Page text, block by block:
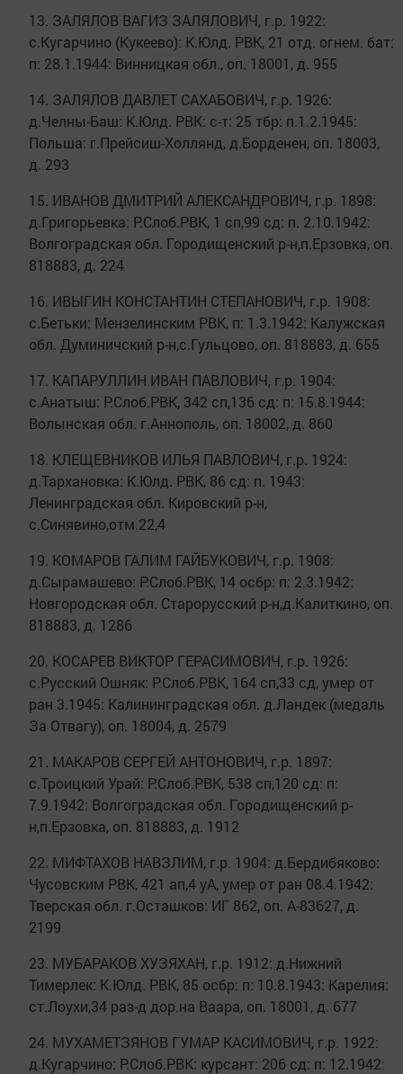
13. ЗАЛЯЛОВ ВАГИЗ ЗАЛЯЛОВИЧ, г.р. 1922:
с.Кугарчино (Кукеево): К.Юлд. РВК, 21 отд. огнем. бат:
п: 28.1.1944: Винницкая обл., оп. 18001, д. 955
14. ЗАЛЯЛОВ ДАВЛЕТ САХАБОВИЧ, г.р. 1926:
д.Челны-Баш: К.Юлд. РВК: с-т: 25 тбр: п.1.2.1945:
Польша: г.Прейсиш-Холлянд, д.Борденен, оп. 18003,
д. 293
15. ИВАНОВ ДМИТРИЙ АЛЕКСАНДРОВИЧ, г.р. 1898:
д.Григорьевка: Р.Слоб.РВК, 1 сп,99 сд: п. 2.10.1942:
Волгоградская обл. Городищенский р-н,п.Ерзовка, оп.
818883, д. 224
16. ИВЫГИН КОНСТАНТИН СТЕПАНОВИЧ, г.р. 1908:
с.Бетьки: Мензелинским РВК, п: 1.3.1942: Калужская
обл. Думиничский р-н,с.Гульцово, оп. 818883, д. 655
17. КАПАРУЛЛИН ИВАН ПАВЛОВИЧ, г.р. 1904:
с.Анатыш: Р.Слоб.РВК, 342 сп,136 сд: п: 15.8.1944:
Волынская обл. г.Аннополь, оп. 18002, д. 860
18. КЛЕЩЕВНИКОВ ИЛЬЯ ПАВЛОВИЧ, г.р. 1924:
д.Тархановка: К.Юлд. РВК, 86 сд: п. 1943:
Ленинградская обл. Кировский р-н,
с.Синявино,отм.22,4
19. КОМАРОВ ГАЛИМ ГАЙБУКОВИЧ, г.р. 1908:
д.Сырамашево: Р.Слоб.РВК, 14 осбр: п: 2.3.1942:
Новгородская обл. Старорусский р-н,д.Калиткино, оп.
818883, д. 1286
20. КОСАРЕВ ВИКТОР ГЕРАСИМОВИЧ, г.р. 1926:
с.Русский Ошняк: Р.Слоб.РВК, 164 сп,33 сд, умер от
ран 3.1945: Калининградская обл. д.Ландек (медаль
За Отвагу), оп. 18004, д. 2579
21. МАКАРОВ СЕРГЕЙ АНТОНОВИЧ, г.р. 1897:
с.Троицкий Урай: Р.Слоб.РВК, 538 сп,120 сд: п:
7.9.1942: Волгоградская обл. Городищенский р-
н,п.Ерзовка, оп. 818883, д. 1912
22. МИФТАХОВ НАВЗЛИМ, г.р. 1904: д.Бердибяково:
Чусовским РВК, 421 ап,4 уА, умер от ран 08.4.1942:
Тверская обл. г.Осташков: ИГ 862, оп. А-83627, д.
2199
23. МУБАРАКОВ ХУЗЯХАН, г.р. 1912: д.Нижний
Тимерлек: К.Юлд. РВК, 85 осбр: п: 10.8.1943: Карелия:
ст.Лоухи,34 раз-д дор.на Ваара, оп. 18001, д. 677
24. МУХАМЕТЗЯНОВ ГУМАР КАСИМОВИЧ, г.р. 1922:
д.Кугарчино: Р.Слоб.РВК: курсант: 206 сд: п: 12.1942: